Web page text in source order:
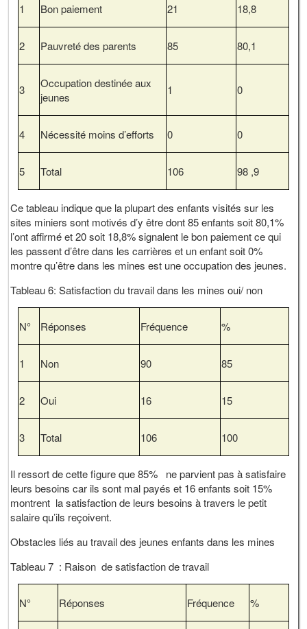
1 Bon paiement 21 18,8
2 Pauvreté des parents 85 80,1
3
Occupation destinée aux
jeunes
1 0
4 Nécessité moins d’efforts 0 0
5 Total 106 98 ,9
Ce tableau indique que la plupart des enfants visités sur les
sites miniers sont motivés d’y être dont 85 enfants soit 80,1%
l’ont affirmé et 20 soit 18,8% signalent le bon paiement ce qui
les passent d’être dans les carrières et un enfant soit 0%
montre qu’être dans les mines est une occupation des jeunes.
Tableau 6: Satisfaction du travail dans les mines oui/ non
N° Réponses Fréquence %
1 Non 90 85
2 Oui 16 15
3 Total 106 100
Il ressort de cette figure que 85% ne parvient pas à satisfaire
leurs besoins car ils sont mal payés et 16 enfants soit 15%
montrent la satisfaction de leurs besoins à travers le petit
salaire qu’ils reçoivent.
Obstacles liés au travail des jeunes enfants dans les mines
Tableau 7 : Raison de satisfaction de travail
N° Réponses Fréquence %